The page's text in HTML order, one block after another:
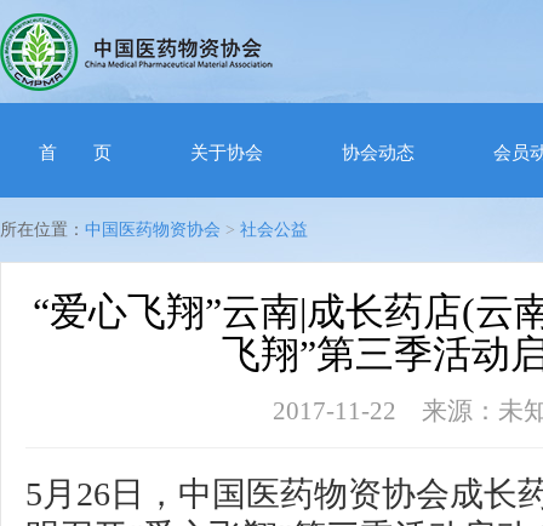
首 页 关于协会 协会动态 会员
所在位置： 中国医药物资协会 > 社会公益
“爱心飞翔”云南|成长药店(云
飞翔”第三季活动
2017-11-22 来源：
5月26日，中国医药物资协会成长